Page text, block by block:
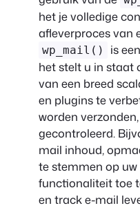
het je volledige
afleverproces van
wp_mail()
is
het stelt u in staat
van een breed
en plugins te
worden
gecontroleerd.
mail inhoud,
te stemmen op
functionaliteit toe
en track e-mail